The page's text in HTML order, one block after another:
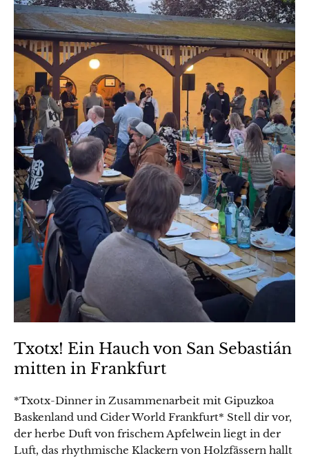
Txotx! Ein Hauch von San Sebastián
mitten in Frankfurt
*Txotx-Dinner in Zusammenarbeit mit Gipuzkoa
Baskenland und Cider World Frankfurt* Stell dir vor,
der herbe Duft von frischem Apfelwein liegt in der
Luft, das rhythmische Klackern von Holzfässern hallt